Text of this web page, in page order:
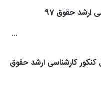
ارشد حقوق 97
کارشناسی ارشد حقوق